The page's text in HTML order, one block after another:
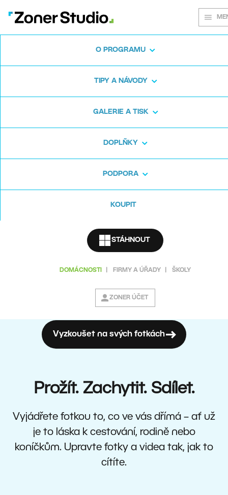
O PROGRAMU
TIPY A NÁVODY
GALERIE A TISK
DOPLŇKY
PODPORA
KOUPIT
STÁHNOUT
DOMÁCNOSTI FIRMY A ÚŘADY ŠKOLY
ZONER ÚČET
Na každém
snímku záleží
Vyzkoušet na svých fotkách
Prožít. Zachytit. Sdílet.
Vyjádřete fotkou to, co ve vás dřímá – ať už
je to láska k cestování, rodině nebo
koníčkům. Upravte fotky a videa tak, jak to
cítíte.